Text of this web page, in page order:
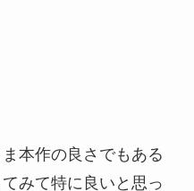
本作の良さでもある
みて特に良いと思っ